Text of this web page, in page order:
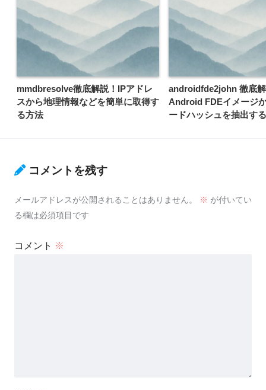
mmdbresolve徹底解説！IPアドレ
スから地理情報などを簡単に取得す
る方法
androidfde2john 徹底
Android FDEイメージ
ードハッシュを抽出す
コメントを残す
メールアドレスが公開されることはありません。 ※ が付いてい
る欄は必須項目です
コメント ※